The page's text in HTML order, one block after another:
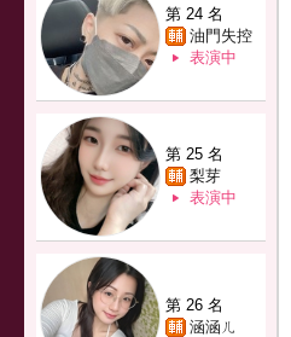
第 24 名
油門失控
表演中
第 25 名
梨芽
表演中
第 26 名
涵涵ㄦ